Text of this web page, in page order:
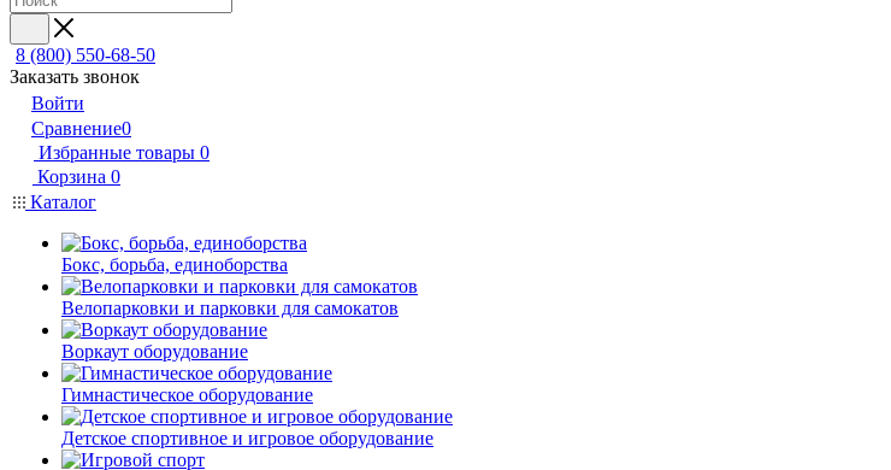
8 (800) 550-68-50
Заказать звонок
Войти
Сравнение0
Избранные товары 0
Корзина 0
Каталог
Бокс, борьба, единоборства
Велопарковки и парковки для самокатов
Воркаут оборудование
Гимнастическое оборудование
Детское спортивное и игровое оборудование